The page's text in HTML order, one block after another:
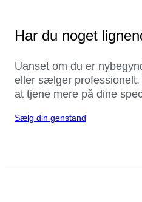
Har du noget
Uanset om du er
eller sælger
at tjene mere på dine
Sælg din genstand